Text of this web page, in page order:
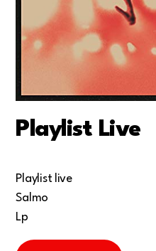
Playlist Live
Playlist live
Salmo
Lp